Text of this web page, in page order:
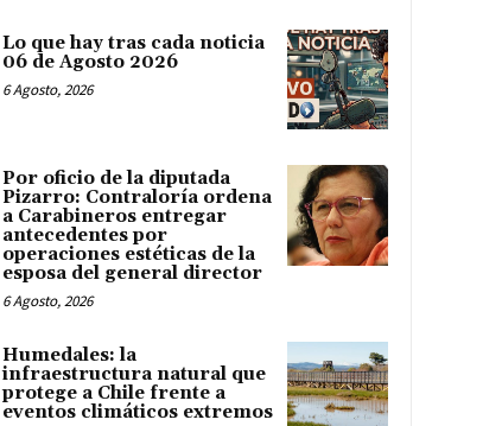
Lo que hay tras cada noticia
06 de Agosto 2026
6 Agosto, 2026
Por oficio de la diputada
Pizarro: Contraloría ordena
a Carabineros entregar
antecedentes por
operaciones estéticas de la
esposa del general director
6 Agosto, 2026
Humedales: la
infraestructura natural que
protege a Chile frente a
eventos climáticos extremos